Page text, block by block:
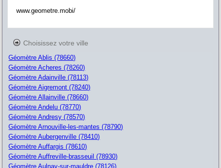
www.geometre.mobi/
Choisissez votre ville
Géomètre Ablis (78660)
Géomètre Acheres (78260)
Géomètre Adainville (78113)
Géomètre Aigremont (78240)
Géomètre Allainville (78660)
Géomètre Andelu (78770)
Géomètre Andresy (78570)
Géomètre Arnouville-les-mantes (78790)
Géomètre Aubergenville (78410)
Géomètre Auffargis (78610)
Géomètre Auffreville-brasseuil (78930)
Géomètre Aulnay-sur-mauldre (78126)